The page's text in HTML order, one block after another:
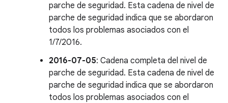
parche de seguridad. Esta cadena de nivel de
parche de seguridad indica que se abordaron
todos los problemas asociados con el
1/7/2016.
2016-07-05: Cadena completa del nivel de
parche de seguridad. Esta cadena de nivel de
parche de seguridad indica que se abordaron
todos los problemas asociados con el